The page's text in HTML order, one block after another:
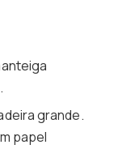
grande.
papel